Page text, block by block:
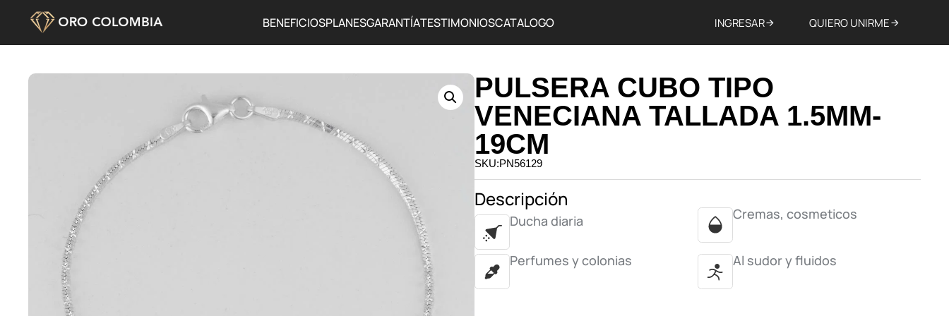
BENEFICIOSPLANESGARANTÍATESTIMONIOSCATALOGO INGRESAR QUIERO UNIRME
PULSERA CUBO TIPO
VENECIANA TALLADA 1.5MM-
19CM
SKU:PN56129
Descripción
Ducha diaria Cremas, cosmeticos
Perfumes y colonias Al sudor y fluidos